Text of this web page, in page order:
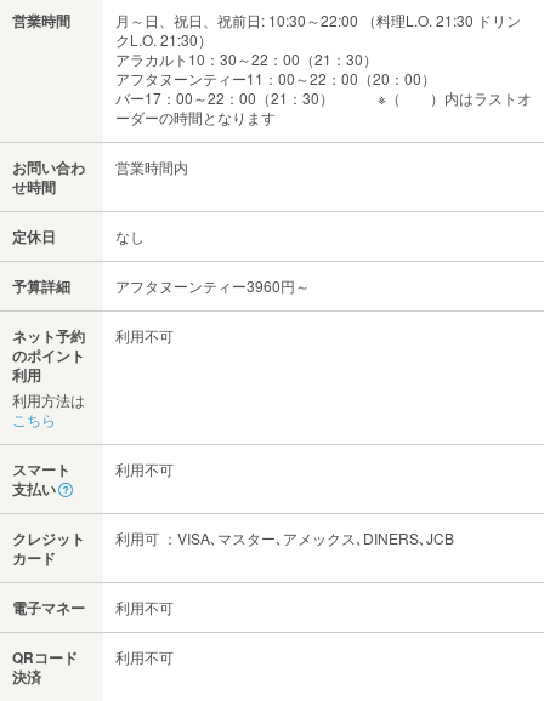
営業時間
月～日、祝日、祝前日: 10:30～22:00 （料理L.O. 21:30 ドリン
クL.O. 21:30）
アラカルト10：30～22：00（21：30）
アフタヌーンティー11：00～22：00（20：00）
バー17：00～22：00（21：30） ※（ ）内はラストオ
ーダーの時間となります
お問い合わ
せ時間
営業時間内
定休日 なし
予算詳細 アフタヌーンティー3960円～
ネット予約
のポイント
利用
利用方法は
こちら
利用不可
スマート
支払い
利用不可
クレジット
カード
利用可 ：VISA､マスター､アメックス､DINERS､JCB
電子マネー 利用不可
QRコード
決済
利用不可